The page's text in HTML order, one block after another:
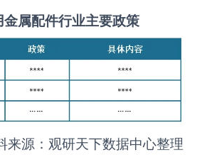
金属配件行业主要政策
来源：观研天下数据中心整理